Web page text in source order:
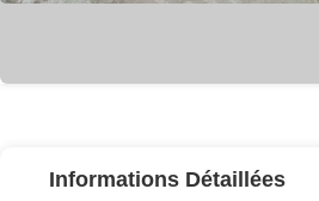
Informations Détaillées